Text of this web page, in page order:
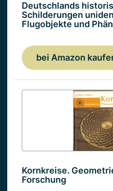
Deutschlands
Schilderungen
Flugobjekte und
bei Amazon
Kornkreise.
Forschung